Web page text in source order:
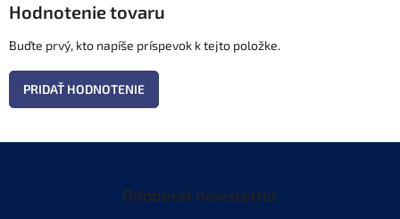
Hodnotenie tovaru
Buďte prvý, kto napíše príspevok k tejto položke.
PRIDAŤ HODNOTENIE
Odoberať newsletter